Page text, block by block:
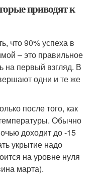
приводят к
что 90% успеха в
– это правильное
на первый взгляд. В
одни и те же
после того, как
Обычно
доходит до -15
укрытие надо
на уровне нуля
марта).